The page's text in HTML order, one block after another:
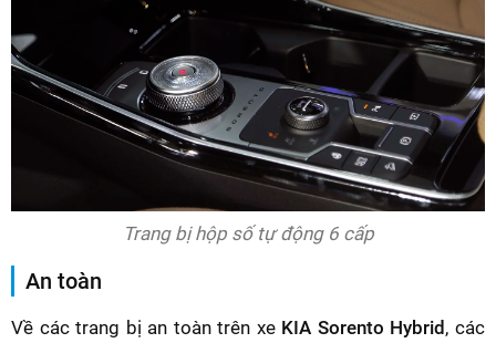
Trang bị hộp số tự động 6 cấp
An toàn
Về các trang bị an toàn trên xe KIA Sorento Hybrid , các